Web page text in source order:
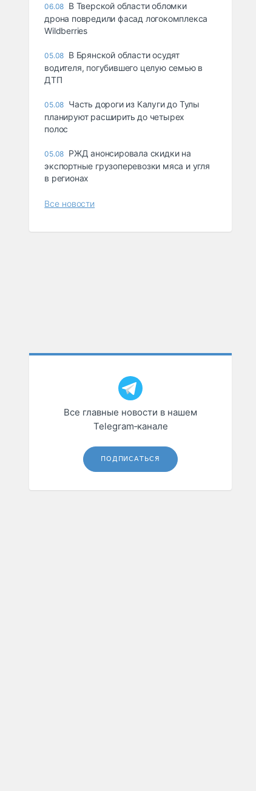
06.08 В Тверской области обломки
дрона повредили фасад логокомплекса
Wildberries
05.08 В Брянской области осудят
водителя, погубившего целую семью в
ДТП
05.08 Часть дороги из Калуги до Тулы
планируют расширить до четырех
полос
05.08 РЖД анонсировала скидки на
экспортные грузоперевозки мяса и угля
в регионах
Все новости
Все главные новости в нашем
Telegram‑канале
ПОДПИСАТЬСЯ